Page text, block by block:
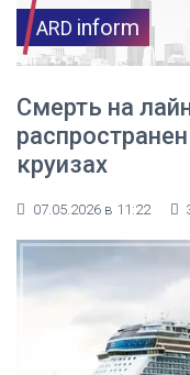
ARD inform
Смерть на
круизах
07.05.2026 в 11:22